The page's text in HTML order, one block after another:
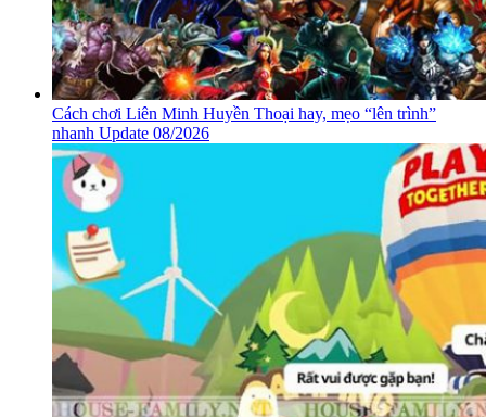
Cách chơi Liên Minh Huyền Thoại hay, mẹo “lên trình”
nhanh Update 08/2026